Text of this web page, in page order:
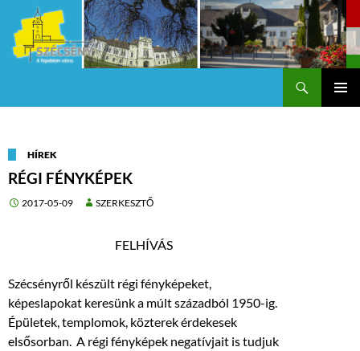
HÍREK
RÉGI FÉNYKÉPEK
2017-05-09 SZERKESZTŐ
FELHÍVÁS
Szécsényről készült régi fényképeket,
képeslapokat keresünk a múlt századból 1950-ig.
Épületek, templomok, közterek érdekesek
elsősorban. A régi fényképek negatívjait is tudjuk